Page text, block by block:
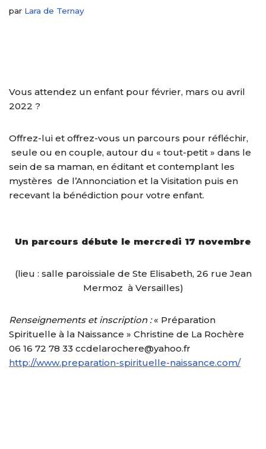
par Lara de Ternay
Vous attendez un enfant pour février, mars ou avril
2022 ?
Offrez-lui et offrez-vous un parcours pour réfléchir,
seule ou en couple, autour du « tout-petit » dans le
sein de sa maman, en éditant et contemplant les
mystères de l’Annonciation et la Visitation puis en
recevant la bénédiction pour votre enfant.
Un parcours débute le mercredi 17 novembre
(lieu : salle paroissiale de Ste Elisabeth, 26 rue Jean
Mermoz à Versailles)
Renseignements et inscription :« Préparation
Spirituelle à la Naissance » Christine de La Rochère
06 16 72 78 33 ccdelarochere@yahoo.fr
http://www.preparation-spirituelle-naissance.com/